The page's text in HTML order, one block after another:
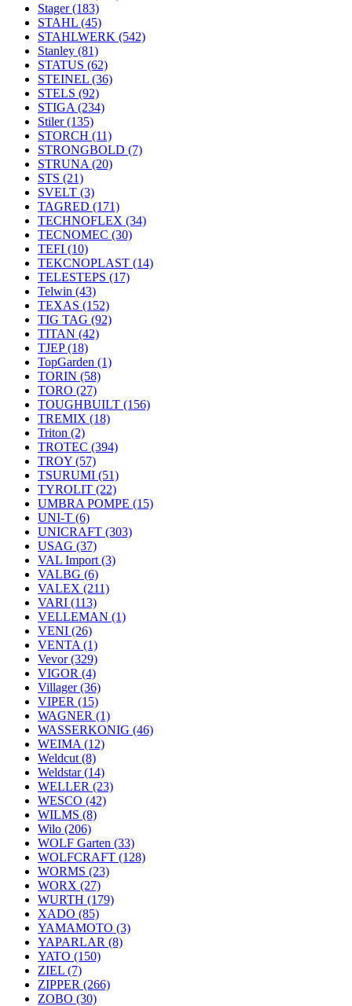
Stager(183)
STAHL (45)
STAHLWERK (542)
Stanley (81)
STATUS (62)
STEINEL (36)
STELS (92)
STIGA (234)
Stiler(135)
STORCH (11)
STRONGBOLD (7)
STRUNA (20)
STS (21)
SVELT (3)
TAGRED (171)
TECHNOFLEX (34)
TECNOMEC (30)
TEFI (10)
TEKCNOPLAST (14)
TELESTEPS (17)
Telwin (43)
TEXAS (152)
TIG TAG (92)
TITAN (42)
TJEP(18)
TopGarden (1)
TORIN (58)
TORO (27)
TOUGHBUILT (156)
TREMIX (18)
Triton (2)
TROTEC (394)
TROY (57)
TSURUMI (51)
TYROLIT (22)
UMBRA POMPE (15)
UNI-T (6)
UNICRAFT (303)
USAG (37)
VAL Import (3)
VALBG (6)
VALEX (211)
VARI (113)
VELLEMAN (1)
VENI (26)
VENTA (1)
Vevor(329)
VIGOR (4)
Villager(36)
VIPER (15)
WAGNER (1)
WASSERKONIG (46)
WEIMA (12)
Weldcut (8)
Weldstar(14)
WELLER (23)
WESCO (42)
WILMS (8)
Wilo (206)
WOLF Garten (33)
WOLFCRAFT (128)
WORMS (23)
WORX (27)
WURTH (179)
XADO (85)
YAMAMOTO (3)
YAPARLAR (8)
YATO (150)
ZIEL (7)
ZIPPER (266)
ZOBO (30)